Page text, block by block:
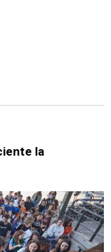
la